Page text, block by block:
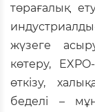
төрағалық
жүзеге
көтеру,
өткізу,
беделі –